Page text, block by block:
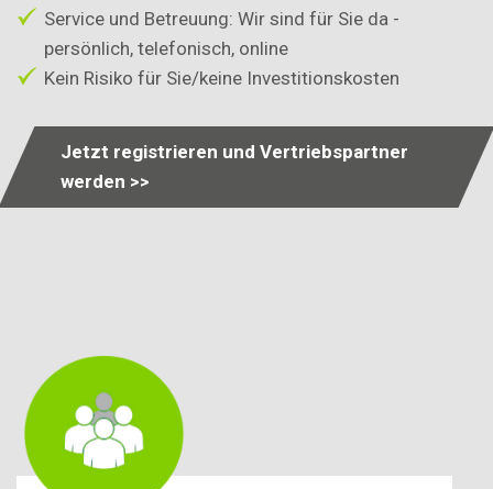
Service und Betreuung: Wir sind für Sie da -
persönlich, telefonisch, online
Kein Risiko für Sie/keine Investitionskosten
Jetzt registrieren und Vertriebspartner
werden >>